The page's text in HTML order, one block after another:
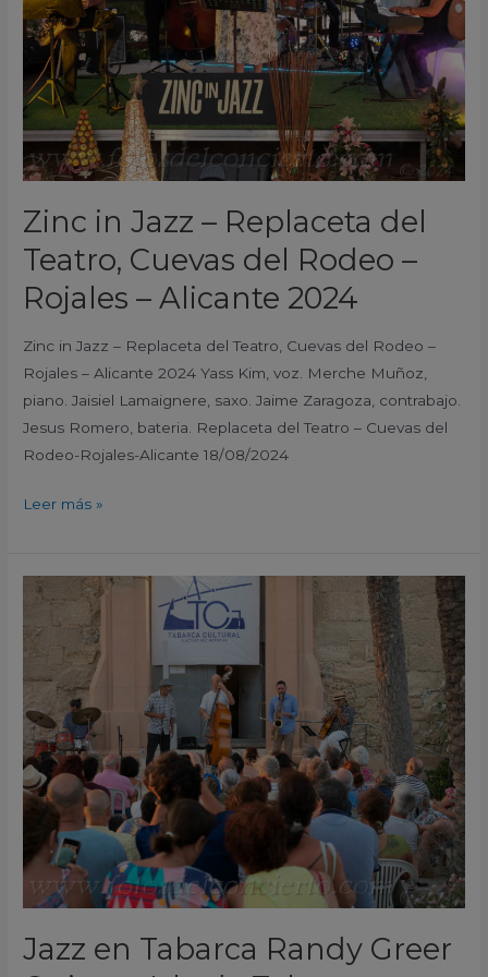
Zinc in Jazz – Replaceta del
Teatro, Cuevas del Rodeo –
Rojales – Alicante 2024
Zinc in Jazz – Replaceta del Teatro, Cuevas del Rodeo –
Rojales – Alicante 2024 Yass Kim, voz. Merche Muñoz,
piano. Jaisiel Lamaignere, saxo. Jaime Zaragoza, contrabajo.
Jesus Romero, bateria. Replaceta del Teatro – Cuevas del
Rodeo-Rojales-Alicante 18/08/2024
Teatro,
Cuevas
del
Rodeo
–
Rojales
Alicante
Leer más »
Jazz en Tabarca Randy Greer
Jazz
Greer
Quintet,
Isla
de
Tabarca-
Alacant
2024